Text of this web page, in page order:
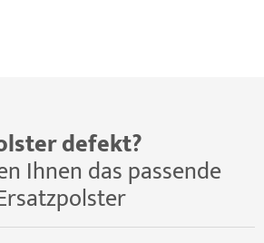
defekt?
Ihnen das passende